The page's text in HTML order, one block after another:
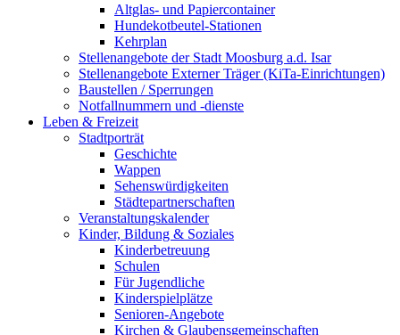
Altglas- und Papiercontainer
Hundekotbeutel-Stationen
Kehrplan
Stellenangebote der Stadt Moosburg a.d. Isar
Stellenangebote Externer Träger (KiTa-Einrichtungen)
Baustellen / Sperrungen
Notfallnummern und -dienste
Leben & Freizeit
Stadtporträt
Geschichte
Wappen
Sehenswürdigkeiten
Städtepartnerschaften
Veranstaltungskalender
Kinder, Bildung & Soziales
Kinderbetreuung
Schulen
Für Jugendliche
Kinderspielplätze
Senioren-Angebote
Kirchen & Glaubensgemeinschaften